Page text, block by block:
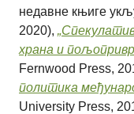
недавне књиге
2020),
храна и
Fernwood Press,
политика
University Press,